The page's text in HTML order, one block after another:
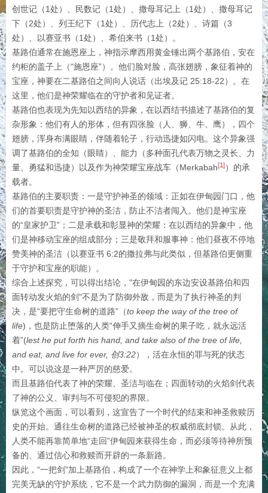
创世记（1处）、民数记（1处）、撒母耳记上（1处）、撒母耳记
下（2处）、列王纪下（1处）、历代志上（2处）、诗篇（3
处）、以赛亚书（1处）、希伯来书（1处）。
基路伯通常在施恩座上，神指示摩西用黄金锤出两个基路伯，安在
约柜的盖子上（“施恩座”）。他们脸对脸，高张翅膀，象征着神的
宝座，神要在二基路伯之间向人说话（出埃及记 25:18-22）。在
这里，他们是神荣耀临在的守护者和见证者。
基路伯也表现为先知以西结的异象，在以西结书描述了基路伯的复
杂形象：他们有人的形体，但有四张脸（人、狮、牛、鹰），四个
翅膀，浑身布满眼睛，伴随着轮子，行动迅捷如闪电。这个异象强
调了基路伯的全知（眼睛）、能力（多种面孔代表万物之灵长、力
量、勇猛和迅捷）以及作为神荣耀宝座战车（Merkabah[1]）的承
载者。
基路伯的主要职责：一是守护神圣的领域：正如在伊甸园门口，他
们的首要职责是守护神的圣洁，防止不洁者闯入。他们是神宝座
的“皇家护卫”；二是承载和彰显神的荣耀：在以西结的异象中，他
们是神移动宝座的组成部分；三是敬拜和服事神：他们昼夜不停地
赞美神的圣洁（以赛亚书 6:2的撒拉弗与此类似，但基路伯更侧重
于守护和宝座的职能）。
综合上述探究，可以得出结论，"在伊甸园的东边安设基路伯和四
面转动发火焰的剑"不是为了防御外敌，而是为了执行神圣的判
决，是“要把守生命树的道路”（to keep the way of the tree of
life)，也是防止堕落的人类“伸手又摘生命树的果子吃，就永远活
着”(lest he put forth his hand, and take also of the tree of life,
and eat, and live for ever, 创3:22），活在永恒的罪与死的状态
中。可以说这是一种严厉的慈爱。
而且基路伯代表了神的荣耀、圣洁与临在；四面转动的火焰剑代表
了神的公义、审判与不可侵犯的界限。
纵览这个画面，可以看到，这宣告了一个时代的结束和神圣救赎历
史的开始。通往生命树的道路已经被神圣的权威彻底封锁。从此，
人类不能再靠简单地“走回”伊甸园来获得生命，而必须等待神所预
备的、通过信心和救赎而开辟的一条新路。
因此，“一把剑”加上基路伯，构成了一个在神学上和象征意义上都
完美无缺的守护系统，它不是一个武力防御的漏洞，而是一个充满